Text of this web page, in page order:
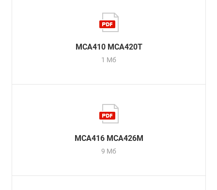
MCA410 MCA420T
1 Мб
MCA416 MCA426M
9 Мб